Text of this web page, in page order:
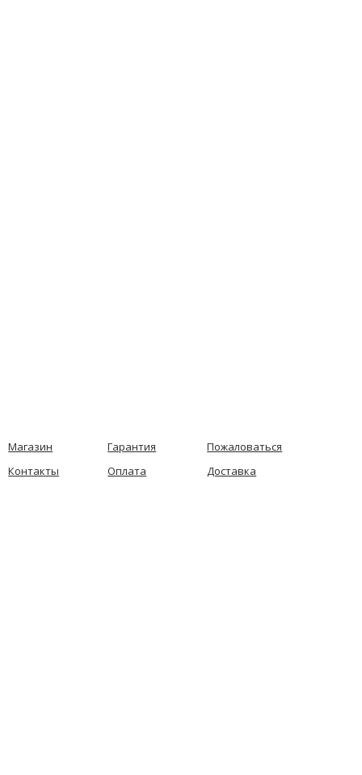
Магазин Гарантия
Пожаловаться
Контакты
Оплата Доставка